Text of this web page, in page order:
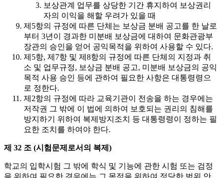
보상관계 업무를 상당한 기간 휴지하여 보상권리
자의 이익을 해할 우려가 있을 때
제5항의 규정에 따른 단체는 보상금 분배 공고를 한 날로
부터 3년이 경과한 미분배 보상금에 대하여 문화관광부
장관의 승인을 얻어 공익목적을 위하여 사용할 수 있다.
제5항, 제7항 및 제8항의 규정에 따른 단체의 지정과 취
소 및 업무규정, 보상금 분배 공고, 미분배 보상금의 공익
목적 사용 승인 등에 관하여 필요한 사항은 대통령령으
로 정한다.
제2항의 규정에 따라 교육기관이 전송을 하는 경우에는
저작권 그 밖에 이 법에 의하여 보호되는 권리의 침해를
방지하기 위하여 복제방지조치 등 대통령령이 정하는 필
요한 조치를 하여야 한다.
제 32 조 (시험문제로서의 복제)
학교의 입학시험 그 밖에 학식 및 기능에 관한 시험 또는 검정